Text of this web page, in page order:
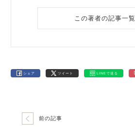
この著者の記事一覧
シェア ツイート LINEで送る
前の記事